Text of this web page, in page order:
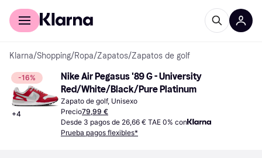
Comprar con Klarna
Klarna/Shopping/Ropa/Zapatos/Zapatos de golf
-16%
+4
Nike Air Pegasus '89 G - University
Red/White/Black/Pure Platinum
Zapato de golf, Unisexo
Precio79,99 €
Desde 3 pagos de 26,66 € TAE 0% con
Prueba pagos flexibles*